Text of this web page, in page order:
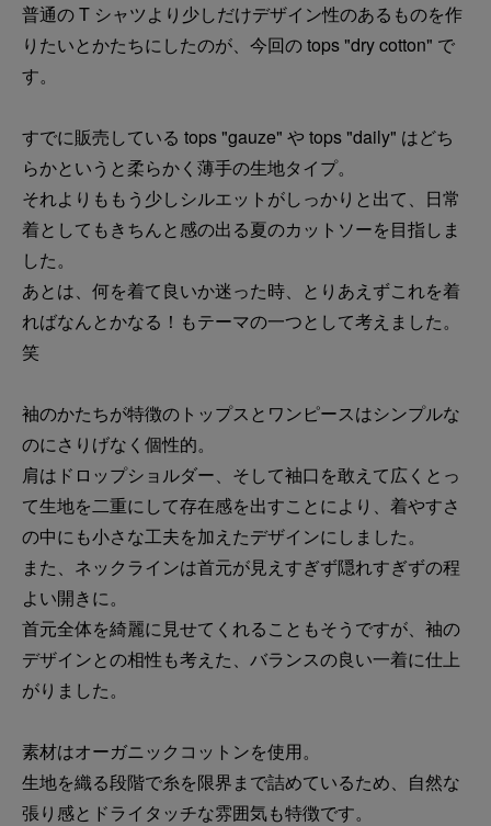
普通の T シャツより少しだけデザイン性のあるものを作
りたいとかたちにしたのが、今回の tops "dry cotton" で
す。
すでに販売している tops "gauze" や tops "daily" はどち
らかというと柔らかく薄手の生地タイプ。
それよりももう少しシルエットがしっかりと出て、日常
着としてもきちんと感の出る夏のカットソーを目指しま
した。
あとは、何を着て良いか迷った時、とりあえずこれを着
ればなんとかなる！もテーマの一つとして考えました。
笑
袖のかたちが特徴のトップスとワンピースはシンプルな
のにさりげなく個性的。
肩はドロップショルダー、そして袖口を敢えて広くとっ
て生地を二重にして存在感を出すことにより、着やすさ
の中にも小さな工夫を加えたデザインにしました。
また、ネックラインは首元が見えすぎず隠れすぎずの程
よい開きに。
首元全体を綺麗に見せてくれることもそうですが、袖の
デザインとの相性も考えた、バランスの良い一着に仕上
がりました。
素材はオーガニックコットンを使用。
生地を織る段階で糸を限界まで詰めているため、自然な
張り感とドライタッチな雰囲気も特徴です。